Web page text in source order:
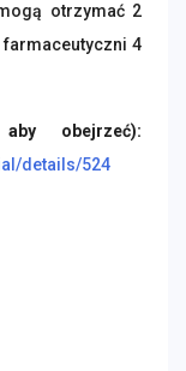
otrzymać 2
farmaceutyczni 4
obejrzeć):
details/524